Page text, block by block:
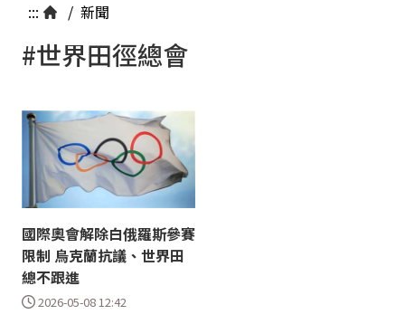
::: / 新聞
#世界田徑總會
國際奧會解除白俄羅斯參賽
限制 烏克蘭抗議、世界田
總不跟進
2026-05-08 12:42